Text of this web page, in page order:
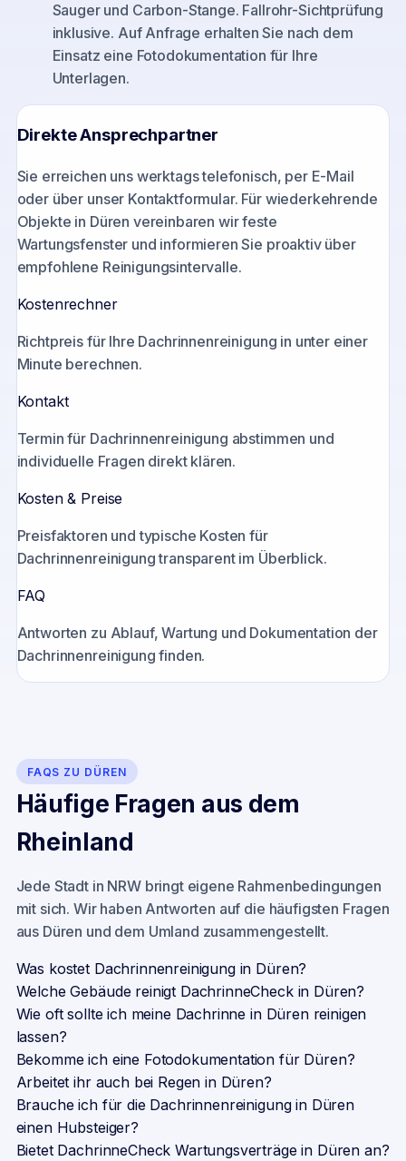
Sauger und Carbon-Stange. Fallrohr-Sichtprüfung
inklusive. Auf Anfrage erhalten Sie nach dem
Einsatz eine Fotodokumentation für Ihre
Unterlagen.
Direkte Ansprechpartner
Sie erreichen uns werktags telefonisch, per E-Mail
oder über unser Kontaktformular. Für wiederkehrende
Objekte in Düren vereinbaren wir feste
Wartungsfenster und informieren Sie proaktiv über
empfohlene Reinigungsintervalle.
Kostenrechner
Richtpreis für Ihre Dachrinnenreinigung in unter einer
Minute berechnen.
Kontakt
Termin für Dachrinnenreinigung abstimmen und
individuelle Fragen direkt klären.
Kosten & Preise
Preisfaktoren und typische Kosten für
Dachrinnenreinigung transparent im Überblick.
FAQ
Antworten zu Ablauf, Wartung und Dokumentation der
Dachrinnenreinigung finden.
FAQS ZU DÜREN
Häufige Fragen aus dem
Rheinland
Jede Stadt in NRW bringt eigene Rahmenbedingungen
mit sich. Wir haben Antworten auf die häufigsten Fragen
aus Düren und dem Umland zusammengestellt.
Was kostet Dachrinnenreinigung in Düren?
Welche Gebäude reinigt DachrinneCheck in Düren?
Wie oft sollte ich meine Dachrinne in Düren reinigen
lassen?
Bekomme ich eine Fotodokumentation für Düren?
Arbeitet ihr auch bei Regen in Düren?
Brauche ich für die Dachrinnenreinigung in Düren
einen Hubsteiger?
Bietet DachrinneCheck Wartungsverträge in Düren an?